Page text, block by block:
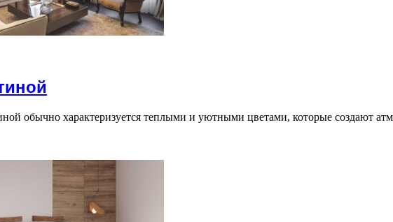
обычно характеризуется теплыми и уютными цветами, которые создают